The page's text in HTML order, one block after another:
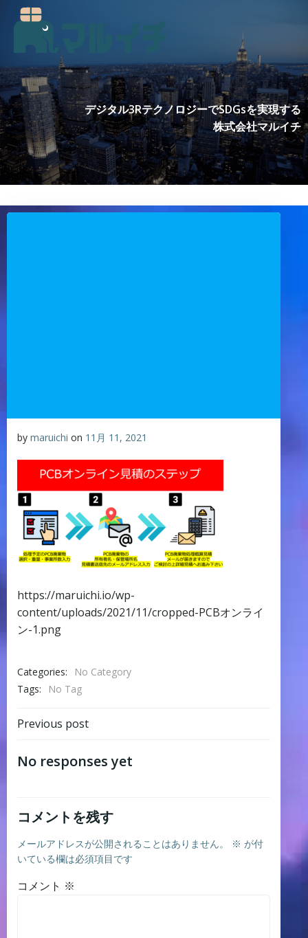
ツ
へ
ス
キ
ッ
プ
デジタル3RテクノロジーでSDGsを実現する
株式会社マルイチ
by maruichi on 11月 11, 2021
https://maruichi.io/wp-
content/uploads/2021/11/cropped-PCBオンライ
ン-1.png
Categories:
No Category
Tags:
No Tag
Post
navigation
Previous post
No responses yet
コメントを残す
メールアドレスが公開されることはありません。 ※ が付
いている欄は必須項目です
コメント ※